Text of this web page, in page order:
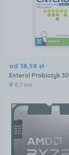
od 38,58 zł
9,7 km